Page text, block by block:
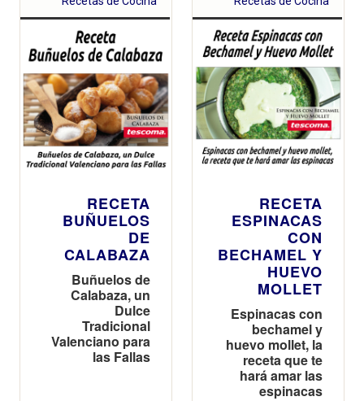
RECETA
BUÑUELOS
DE
CALABAZA
Buñuelos de
Calabaza, un
Dulce
Tradicional
Valenciano para
las Fallas
RECETA
ESPINACAS
CON
BECHAMEL Y
HUEVO
MOLLET
Espinacas con
bechamel y
huevo mollet, la
receta que te
hará amar las
espinacas